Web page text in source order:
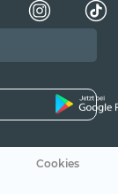
Cookies